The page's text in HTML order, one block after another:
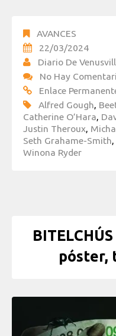
AVANCES
22/03/2024
Diario De
No Hay
Enlace
Alfred Gough,
Catherine O’Hara,
Justin Theroux,
Seth Grahame-Smith,
Winona Ryder
póster,